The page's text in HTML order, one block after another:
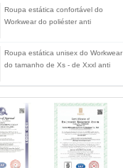
Roupa estática confortável do
Workwear do poliéster anti
Roupa estática unisex do Workwear
do tamanho de Xs - de Xxxl anti